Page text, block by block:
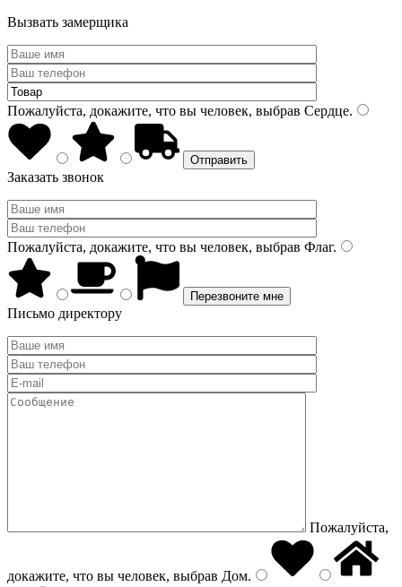
Вызвать замерщика
Пожалуйста, докажите, что вы человек, выбрав Сердце.
Заказать звонок
Пожалуйста, докажите, что вы человек, выбрав Флаг.
Письмо директору
Пожалуйста,
докажите, что вы человек, выбрав Дом.